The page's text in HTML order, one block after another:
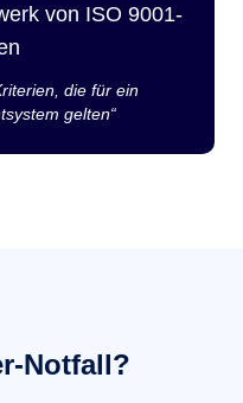
von ISO 9001-
die für ein
gelten“
Notfall?